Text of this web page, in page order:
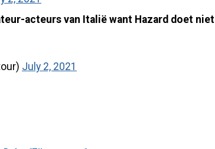
acteurs van Italië want Hazard doet niet
July 2, 2021